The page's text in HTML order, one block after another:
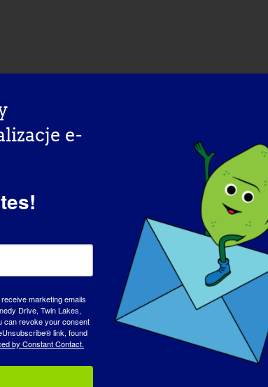
e-
marketing emails
Drive, Twin Lakes,
can revoke your consent
link, found
by Constant Contact.